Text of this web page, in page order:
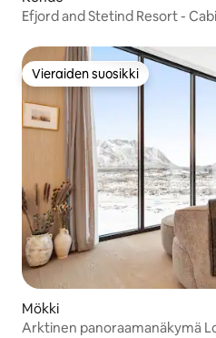
Efjord and Stetind Resort -
Vieraiden suosikki
Vieraiden suosikki
Mökki
Arktinen panoraamanäkymä